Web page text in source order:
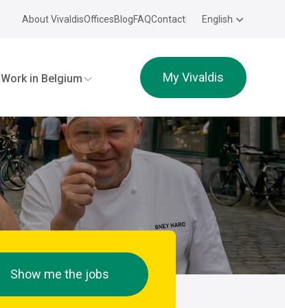
About VivaldisOfficesBlogFAQContact English
Work in Belgium My Vivaldis
Show me the jobs